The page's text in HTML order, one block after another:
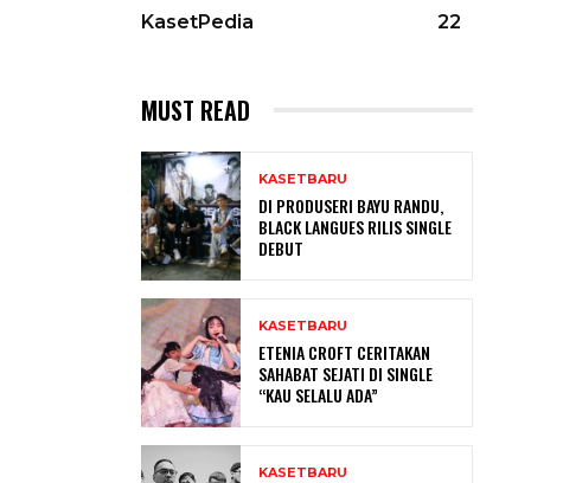
KasetPedia
22
MUST READ
KASETBARU
DI PRODUSERI BAYU RANDU,
BLACK LANGUES RILIS SINGLE
DEBUT
KASETBARU
ETENIA CROFT CERITAKAN
SAHABAT SEJATI DI SINGLE
“KAU SELALU ADA”
KASETBARU